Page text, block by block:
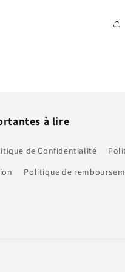
à lire
de Confidentialité
Politique de